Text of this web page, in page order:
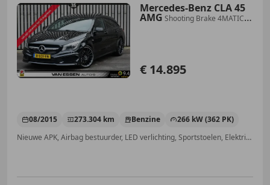
Mercedes-Benz CLA 45
AMG Shooting Brake 4MATIC
€ 14.895
08/2015 273.304 km Benzine
266 kW (362 PK)
Nieuwe APK, Airbag bestuurder, LED verlichting, Sportstoelen, Elektrische stoelverstelling, Emergency Brake Assist, Multifunctioneel stuurwiel, Getinte ramen